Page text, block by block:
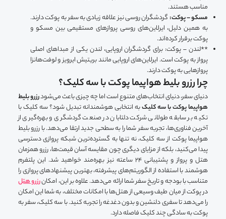
مناسب هستند.
مسکو – پوکت: گردشگران روسی نیز علاقه زیادی به سفر به پوکت دارند.
به همین دلیل، ایرلاین‌های روسی پروازهای مستقیمی بین مسکو و
پوکت برقرار کرده‌اند.
**لندن – پوکت: برای گردشگران اروپایی، لندن یکی از مبداهای اصلی
پرواز به پوکت است. ایرلاین‌های اروپایی مانند بریتیش ایرویز و لوفت‌هانزا
پروازهایی به پوکت دارند.
چرا رزرو بلیط هواپیما پوکت با سه کلیک؟
دنیای سفر، دنیای انتخاب‌های متنوع است اما چه چیزی باعث می‌شودرزرو بلیط
هواپیما پوکت با سه کلیکبه انتخابی هوشمندانه تبدیل شود؟ سه کلیک با
تکیه بر سابقه طولانی شرکت دلتابان در صنعت گردشگری و بهره‌گیری از
آخرین فناوری‌ها، تجربه سفر شما را به سطحی جدید ارتقا می‌دهد. با رزرو بلیط
هواپیما پوکت از سه کلیک، نه تنها به گسترده‌ترین شبکه پروازی دسترسی
پیدا می‌کنید، بلکه از مزایای دیگری چون مقایسه آسان قیمت‌ها، رزرو همزمان
هتل و پرواز و پشتیبانی 24 ساعته نیز بهره‌مند خواهید شد. این پلتفرم
هوشمند با استفاده از الگوریتم‌های پیشرفته، بهترین پیشنهادهای پروازی را
متناسب با بودجه و تاریخ سفر شما ارائه می‌دهد. علاوه بر این، امکانرزرو هتل
در پوکت از میان طیف وسیعی از هتل‌ها با امکانات مختلف، به شما این امکان
را می‌دهد تا سفری دلنشین و بدون دغدغه را تجربه کنید. با سه کلیک، سفر به
پوکت به سادگی چند کلیک فاصله دارد.